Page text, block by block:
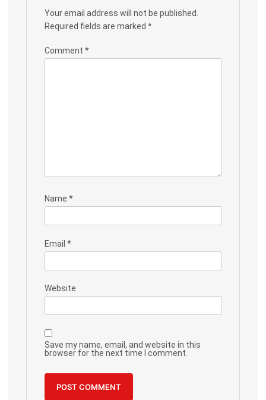
Your email address will not be published.
Required fields are marked *
Comment *
Name *
Email *
Website
Save my name, email, and website in this
browser for the next time I comment.